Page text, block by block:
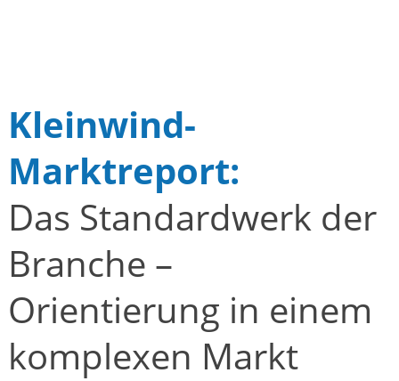
Kleinwind-
Marktreport:
Das Standardwerk der
Branche –
Orientierung in einem
komplexen Markt